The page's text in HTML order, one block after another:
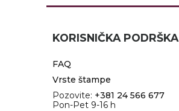
KORISNIČKA PODRŠKA
FAQ
Vrste štampe
Pozovite: +381 24 566 677
Pon-Pet 9-16 h